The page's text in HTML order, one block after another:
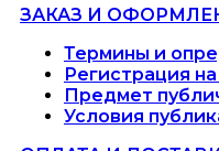
ЗАКАЗ И
Термины и
Регистрация
Предмет
Условия